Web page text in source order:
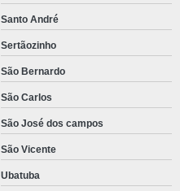
Santo André
Sertãozinho
São Bernardo
São Carlos
São José dos campos
São Vicente
Ubatuba